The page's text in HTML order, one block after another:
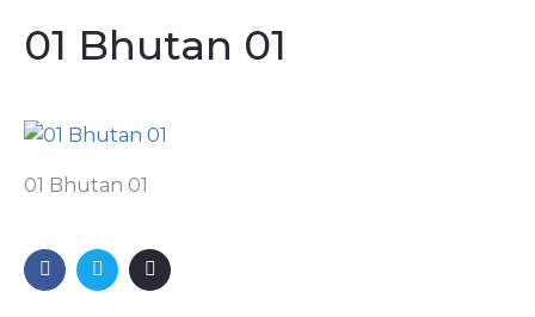
01 Bhutan 01
01 Bhutan 01